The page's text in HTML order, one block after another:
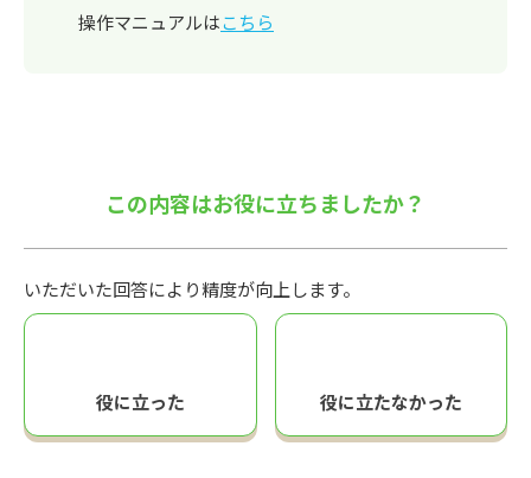
操作マニュアルはこちら
この内容はお役に立ちましたか？
いただいた回答により精度が向上します。
役に立った 役に立たなかった